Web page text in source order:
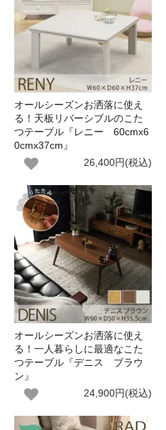
オールシーズンお洒落に使え
る！天板リバーシブルのこた
つテーブル『レニー 60cmx6
0cmx37cm』
26,400円(税込)
オールシーズンお洒落に使え
る！一人暮らしに最適なこた
つテーブル『デニス ブラウ
ン』
24,900円(税込)